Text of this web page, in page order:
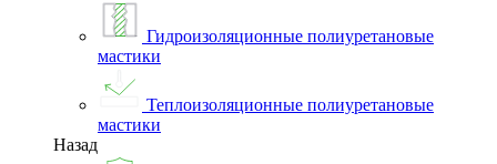
Гидроизоляционные полиуретановые
мастики
Теплоизоляционные полиуретановые
мастики
Назад